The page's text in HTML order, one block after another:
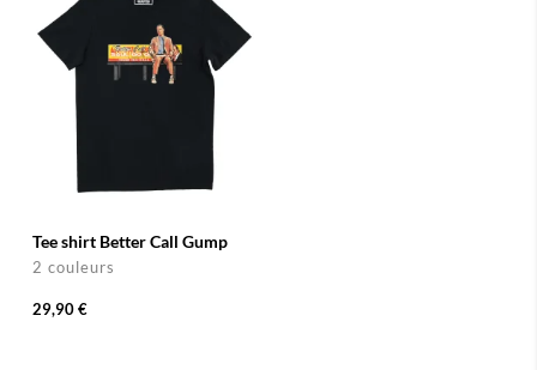
Tee shirt Better Call Gump
2 couleurs
29,90 €